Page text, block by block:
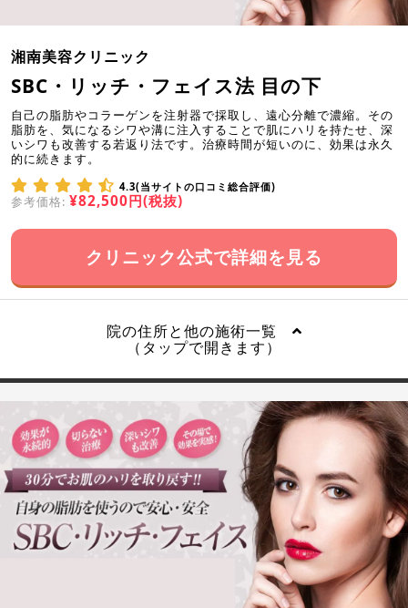
湘南美容クリニック
SBC・リッチ・フェイス法 目の下
自己の脂肪やコラーゲンを注射器で採取し、遠心分離で濃縮。その
脂肪を、気になるシワや溝に注入することで肌にハリを持たせ、深
いシワも改善する若返り法です。治療時間が短いのに、効果は永久
的に続きます。
4.3(当サイトの口コミ総合評価)
参考価格: ¥82,500円(税抜)
クリニック公式で詳細を見る
院の住所と他の施術一覧
（タップで開きます）